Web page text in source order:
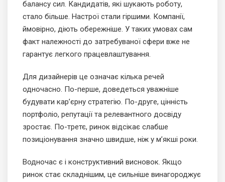
балансу сил. Кандидатів, які шукають роботу,
стало більше. Настрої стали гіршими. Компанії,
ймовірно, діють обережніше. У таких умовах сам
факт належності до затребуваної сфери вже не
гарантує легкого працевлаштування.
Для дизайнерів це означає кілька речей
одночасно. По-перше, доведеться уважніше
будувати кар’єрну стратегію. По-друге, цінність
портфоліо, репутації та релевантного досвіду
зростає. По-третє, ринок відсікає слабше
позиціонування значно швидше, ніж у м’якші роки.
Водночас є і конструктивний висновок. Якщо
ринок стає складнішим, це сильніше винагороджує